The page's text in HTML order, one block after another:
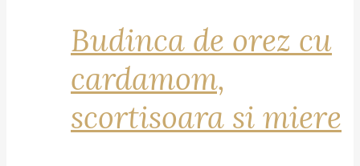
Budinca de orez cu
cardamom,
scortisoara si miere